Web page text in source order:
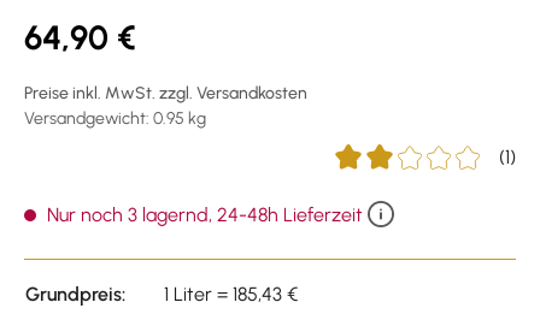
64,90 €
Preise inkl. MwSt. zzgl. Versandkosten
Versandgewicht: 0.95 kg
(1)
Nur noch 3 lagernd, 24-48h Lieferzeit
Grundpreis:
1 Liter = 185,43 €